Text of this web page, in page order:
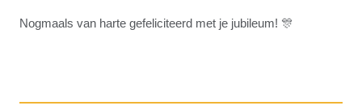
Nogmaals van harte gefeliciteerd met je jubileum! 🎊